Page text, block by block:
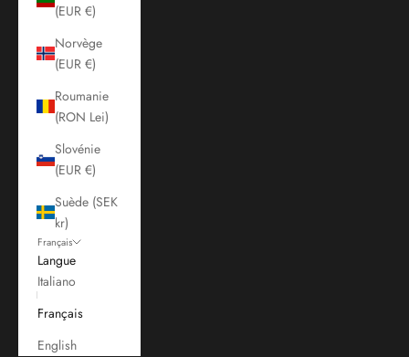
(EUR €)
Norvège
(EUR €)
Roumanie
(RON Lei)
Slovénie
(EUR €)
Suède (SEK
kr)
Français
Langue
Italiano
Français
English